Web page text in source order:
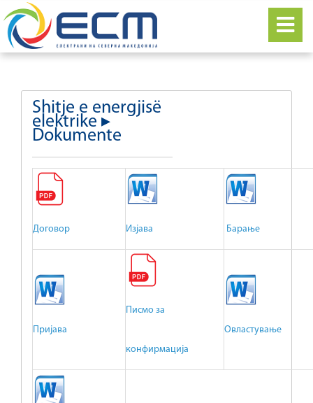
Shitje e energjisë
elektrike ▸
Dokumente
Договор Изјава Барање
Пријава
Писмо за
конфирмација
Овластување